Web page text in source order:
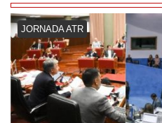
JORNADA ATR